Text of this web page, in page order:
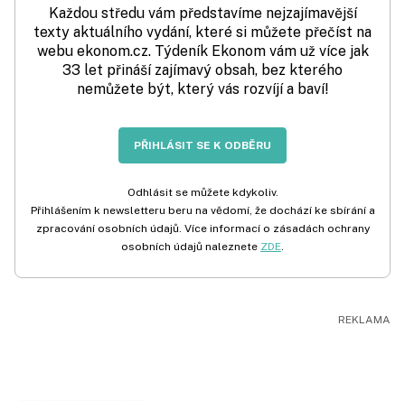
Každou středu vám představíme nejzajímavější
texty aktuálního vydání, které si můžete přečíst na
webu ekonom.cz. Týdeník Ekonom vám už více jak
33 let přináší zajímavý obsah, bez kterého
nemůžete být, který vás rozvíjí a baví!
PŘIHLÁSIT SE K ODBĚRU
Odhlásit se můžete kdykoliv.
Přihlášením k newsletteru beru na vědomí, že dochází ke sbírání a
zpracování osobních údajů. Více informací o zásadách ochrany
osobních údajů naleznete ZDE